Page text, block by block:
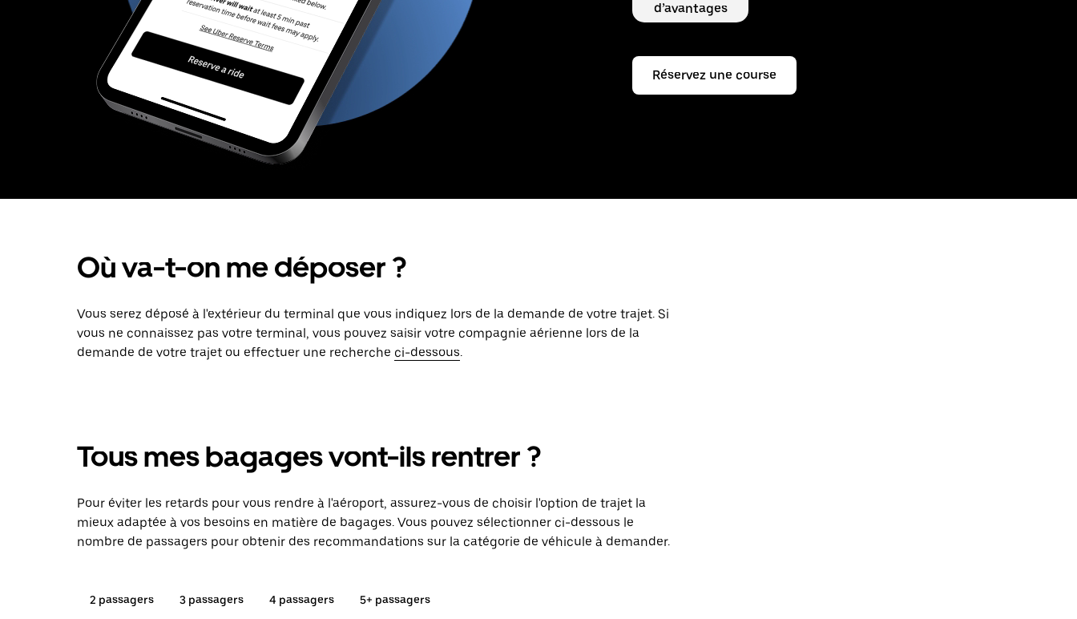
d’avantages
Réservez une course
Où va-t-on me déposer ?
Vous serez déposé à l'extérieur du terminal que vous indiquez lors de la demande de votre trajet. Si
vous ne connaissez pas votre terminal, vous pouvez saisir votre compagnie aérienne lors de la
demande de votre trajet ou effectuer une recherche ci-dessous.
Tous mes bagages vont-ils rentrer ?
Pour éviter les retards pour vous rendre à l'aéroport, assurez-vous de choisir l'option de trajet la
mieux adaptée à vos besoins en matière de bagages. Vous pouvez sélectionner ci-dessous le
nombre de passagers pour obtenir des recommandations sur la catégorie de véhicule à demander.
2 passagers 3 passagers 4 passagers 5+ passagers